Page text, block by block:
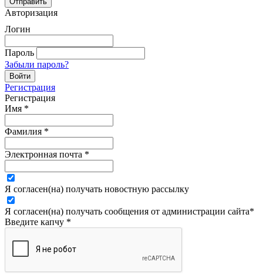
Авторизация
Логин
Пароль
Забыли пароль?
Регистрация
Регистрация
Имя *
Фамилия *
Электронная почта *
Я согласен(на) получать новостную рассылку
Я согласен(на) получать сообщения от администрации сайта*
Введите капчу *